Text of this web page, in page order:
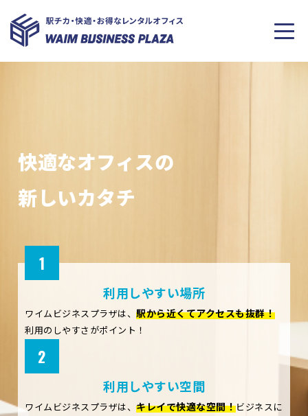
快適なオフィスの
新しいカタチ
1
利用しやすい場所
ワイムビジネスプラザは、駅から近くてアクセスも抜群！
利用のしやすさがポイント！
2
利用しやすい空間
ワイムビジネスプラザは、キレイで快適な空間！ビジネスに